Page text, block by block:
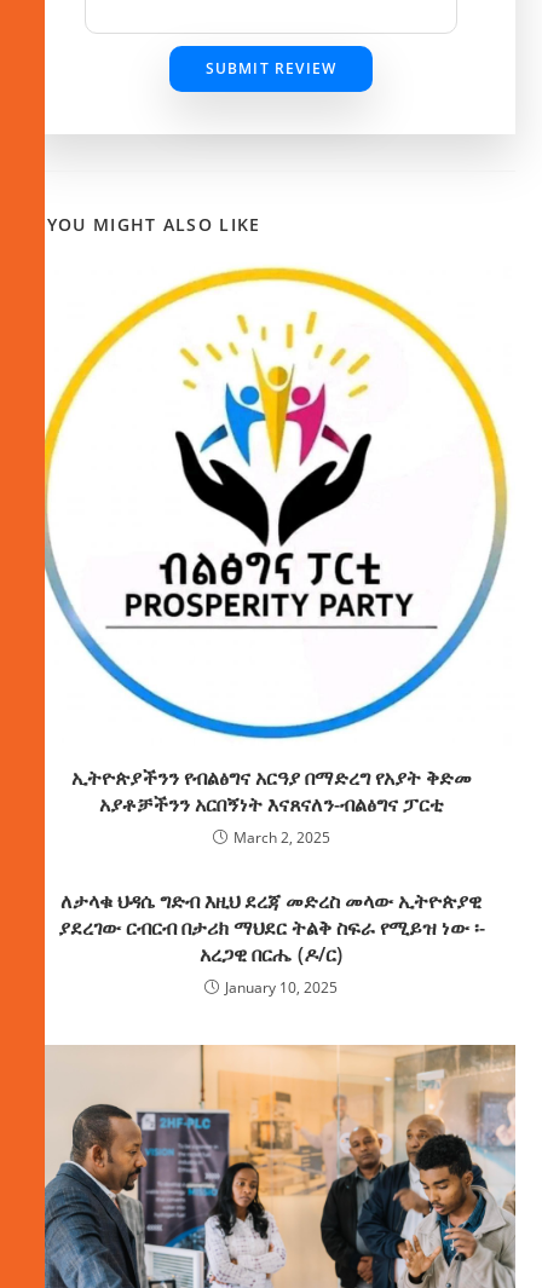
SUBMIT REVIEW
YOU MIGHT ALSO LIKE
ኢትዮጵያችንን የብልፅግና አርዓያ በማድረግ የአያት ቅድመ
አያቶቻችንን አርበኝነት እናጸናለን-ብልፅግና ፓርቲ
March 2, 2025
ለታላቁ ህዳሴ ግድብ እዚህ ደረጃ መድረስ መላው ኢትዮጵያዊ
ያደረገው ርብርብ በታሪክ ማህደር ትልቅ ስፍራ የሚይዝ ነው ፡-
አረጋዊ በርሔ (ዶ/ር)
January 10, 2025